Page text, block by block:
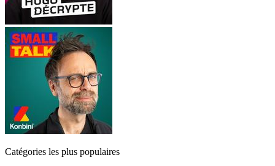
Catégories les plus populaires